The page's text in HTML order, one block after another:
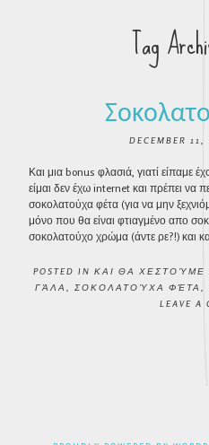
Tag
DECEMBER 11,
Και μια bonus φλασιά, γιατί είπαμε
είμαι δεν έχω internet και πρέπει
σοκολατούχα φέτα (για να μην
μόνο που θα είναι φτιαγμένο απο
σοκολατούχο χρώμα (άντε ρε?!) και
POSTED IN ΚΑΙ ΘΑ ΧΕΣΤΟΎΜΕ
ΓΆΛΑ
ΣΟΚΟΛΑΤΟΎΧΑ ΦΈΤΑ
LEAVE A
POST